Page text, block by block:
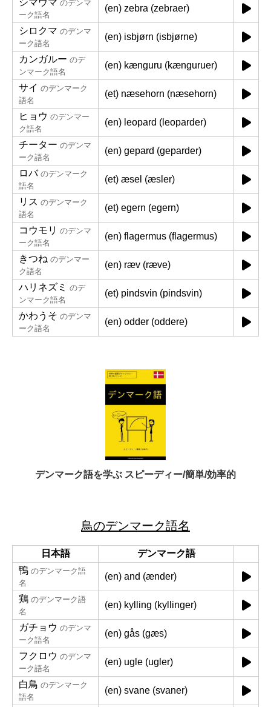
シマウマ のデンマ
ーク語名
(en) zebra (zebraer)
シロクマ のデンマ
ーク語名
(en) isbjørn (isbjørne)
カンガルー のデ
ンマーク語名
(en) kænguru (kænguruer)
サイ のデンマーク
語名
(et) næsehorn (næsehorn)
ヒョウ のデンマー
ク語名
(en) leopard (leoparder)
チーター のデンマ
ーク語名
(en) gepard (geparder)
ロバ のデンマーク
語名
(et) æsel (æsler)
リス のデンマーク
語名
(et) egern (egern)
コウモリ のデンマ
ーク語名
(en) flagermus (flagermus)
きつね のデンマー
ク語名
(en) ræv (ræve)
ハリネズミ のデ
ンマーク語名
(et) pindsvin (pindsvin)
かわうそ のデンマ
ーク語名
(en) odder (oddere)
デンマーク語を学ぶ スピーディー/簡単/効率的
鳥のデンマーク語名
日本語
デンマーク語
鴨 のデンマーク語
名
(en) and (ænder)
鶏 のデンマーク語
名
(en) kylling (kyllinger)
ガチョウ のデンマ
ーク語名
(en) gås (gæs)
フクロウ のデンマ
ーク語名
(en) ugle (ugler)
白鳥 のデンマーク
語名
(en) svane (svaner)